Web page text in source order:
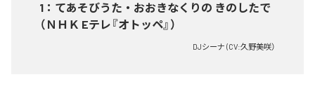
1 ： てあそびうた・おおきなくりの きのしたで
（ＮＨＫ Eテレ『オトッペ』）
DJシーナ (CV:久野美咲）